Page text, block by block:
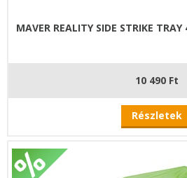
MAVER REALITY SIDE STRIKE
10 490 Ft
Részletek